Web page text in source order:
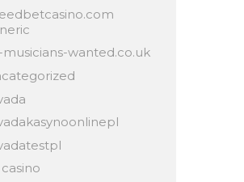
musicians-wanted.co.uk